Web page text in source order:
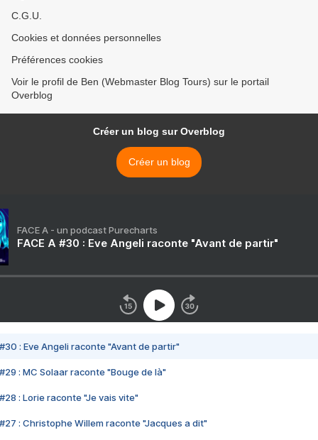
C.G.U.
Cookies et données personnelles
Préférences cookies
Voir le profil de Ben (Webmaster Blog Tours) sur le portail
Overblog
Créer un blog sur Overblog
Créer un blog
FACE A - un podcast Purecharts
FACE A #30 : Eve Angeli raconte "Avant de partir"
#30 : Eve Angeli raconte "Avant de partir"
#29 : MC Solaar raconte "Bouge de là"
#28 : Lorie raconte "Je vais vite"
#27 : Christophe Willem raconte "Jacques a dit"